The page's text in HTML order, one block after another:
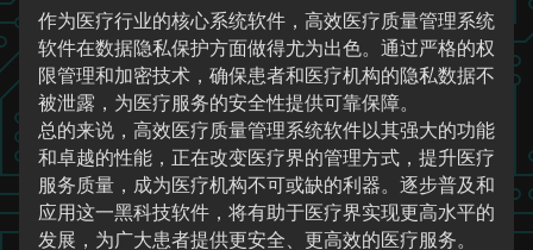
作为医疗行业的核心系统软件，高效医疗质量管理系统
软件在数据隐私保护方面做得尤为出色。通过严格的权
限管理和加密技术，确保患者和医疗机构的隐私数据不
被泄露，为医疗服务的安全性提供可靠保障。
总的来说，高效医疗质量管理系统软件以其强大的功能
和卓越的性能，正在改变医疗界的管理方式，提升医疗
服务质量，成为医疗机构不可或缺的利器。逐步普及和
应用这一黑科技软件，将有助于医疗界实现更高水平的
发展，为广大患者提供更安全、更高效的医疗服务。